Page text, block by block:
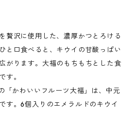
贅沢に使用した、濃厚かつとろける
と口食べると、キウイの甘酸っぱい
がります。大福のもちもちとした食
す。
「かわいいフルーツ大福」は、中元
す。6個入りのエメラルドのキウイ